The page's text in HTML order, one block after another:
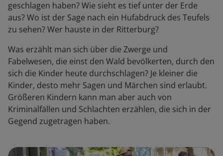
geschlagen haben? Wie sieht es tief unter der Erde
aus? Wo ist der Sage nach ein Hufabdruck des Teufels
zu sehen? Wer hauste in der Ritterburg?
Was erzählt man sich über die Zwerge und
Fabelwesen, die einst den Wald bevölkerten, durch den
sich die Kinder heute durchschlagen? Je kleiner die
Kinder, desto mehr Sagen und Märchen sind erlaubt.
Größeren Kindern kann man aber auch von
Kriminalfällen und Schlachten erzählen, die sich in der
Gegend zugetragen haben.